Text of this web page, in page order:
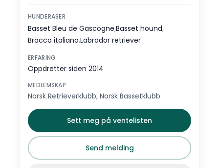
HUNDERASER
Basset Bleu de Gascogne,Basset hound,
Bracco italiano,Labrador retriever
ERFARING
Oppdretter siden 2014
MEDLEMSKAP
Norsk Retrieverklubb, Norsk Bassetklubb
Sett meg på ventelisten
Send melding